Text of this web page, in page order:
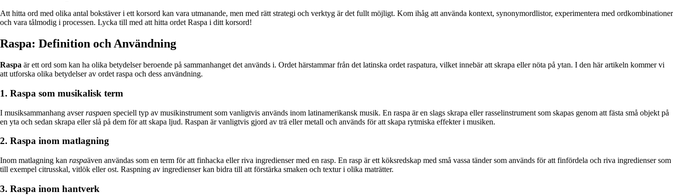
Att hitta ord med olika antal bokstäver i ett korsord kan vara utmanande, men med rätt strategi och verktyg är det fullt möjligt. Kom ihåg att använda kontext, synonymordlistor, experimentera med ordkombinationer
och vara tålmodig i processen. Lycka till med att hitta ordet Raspa i ditt korsord!
Raspa: Definition och Användning
Raspa är ett ord som kan ha olika betydelser beroende på sammanhanget det används i. Ordet härstammar från det latinska ordet raspatura, vilket innebär att skrapa eller nöta på ytan. I den här artikeln kommer vi
att utforska olika betydelser av ordet raspa och dess användning.
1. Raspa som musikalisk term
I musiksammanhang avserraspaen speciell typ av musikinstrument som vanligtvis används inom latinamerikansk musik. En raspa är en slags skrapa eller rasselinstrument som skapas genom att fästa små objekt på
en yta och sedan skrapa eller slå på dem för att skapa ljud. Raspan är vanligtvis gjord av trä eller metall och används för att skapa rytmiska effekter i musiken.
2. Raspa inom matlagning
Inom matlagning kan raspaäven användas som en term för att finhacka eller riva ingredienser med en rasp. En rasp är ett köksredskap med små vassa tänder som används för att finfördela och riva ingredienser som
till exempel citrusskal, vitlök eller ost. Raspning av ingredienser kan bidra till att förstärka smaken och textur i olika maträtter.
3. Raspa inom hantverk